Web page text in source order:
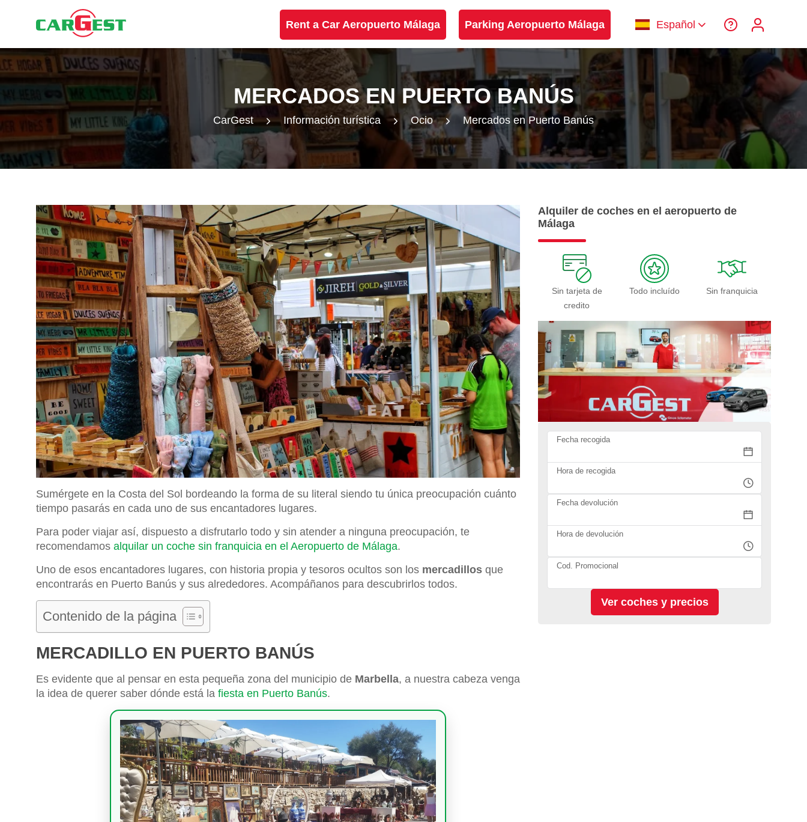
Rent a Car Aeropuerto Málaga Parking Aeropuerto Málaga Español
MERCADOS EN PUERTO BANÚS
CarGest Información turística Ocio Mercados en Puerto Banús
Sumérgete en la Costa del Sol bordeando la forma de su literal siendo tu única preocupación cuánto
tiempo pasarás en cada uno de sus encantadores lugares.
Para poder viajar así, dispuesto a disfrutarlo todo y sin atender a ninguna preocupación, te
recomendamos alquilar un coche sin franquicia en el Aeropuerto de Málaga.
Uno de esos encantadores lugares, con historia propia y tesoros ocultos son los mercadillos que
encontrarás en Puerto Banús y sus alrededores. Acompáñanos para descubrirlos todos.
Contenido de la página
MERCADILLO EN PUERTO BANÚS
Es evidente que al pensar en esta pequeña zona del municipio de Marbella, a nuestra cabeza venga
la idea de querer saber dónde está la fiesta en Puerto Banús.
Alquiler de coches en el aeropuerto de
Málaga
Sin tarjeta de
credito
Todo incluído Sin franquicia
Fecha recogida
Hora de recogida
Fecha devolución
Hora de devolución
Cod. Promocional